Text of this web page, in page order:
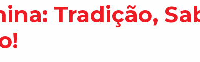
Tradição,